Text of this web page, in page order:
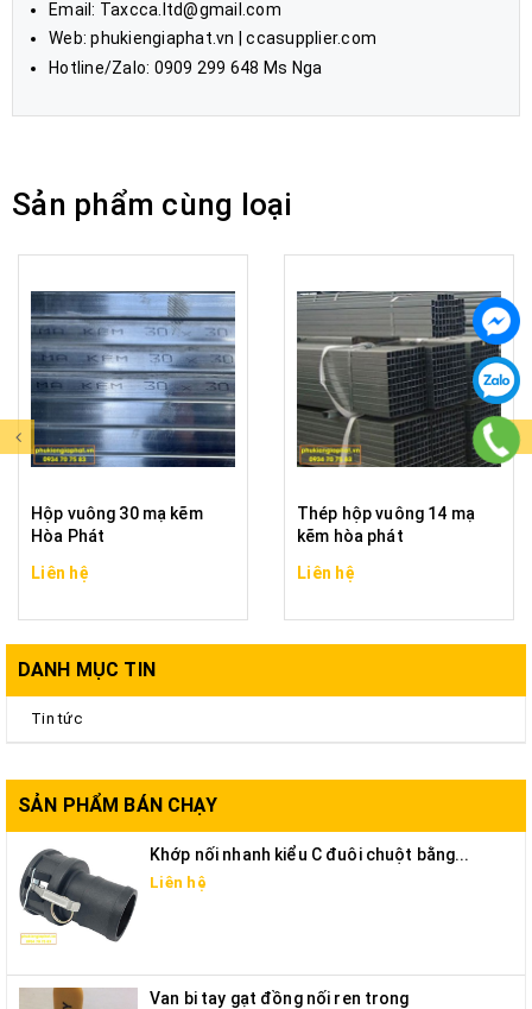
Email: Taxcca.ltd@gmail.com
Web:phukiengiaphat.vn |ccasupplier.com
Hotline/Zalo: 0909 299 648 Ms Nga
Sản phẩm cùng loại
Hộp vuông 30 mạ kẽm
Hòa Phát
Liên hệ
Thép hộp vuông 14 mạ
kẽm hòa phát
Liên hệ
DANH MỤC TIN
Tin tức
SẢN PHẨM BÁN CHẠY
Khớp nối nhanh kiểu C đuôi chuột bằng...
Liên hệ
Van bi tay gạt đồng nối ren trong